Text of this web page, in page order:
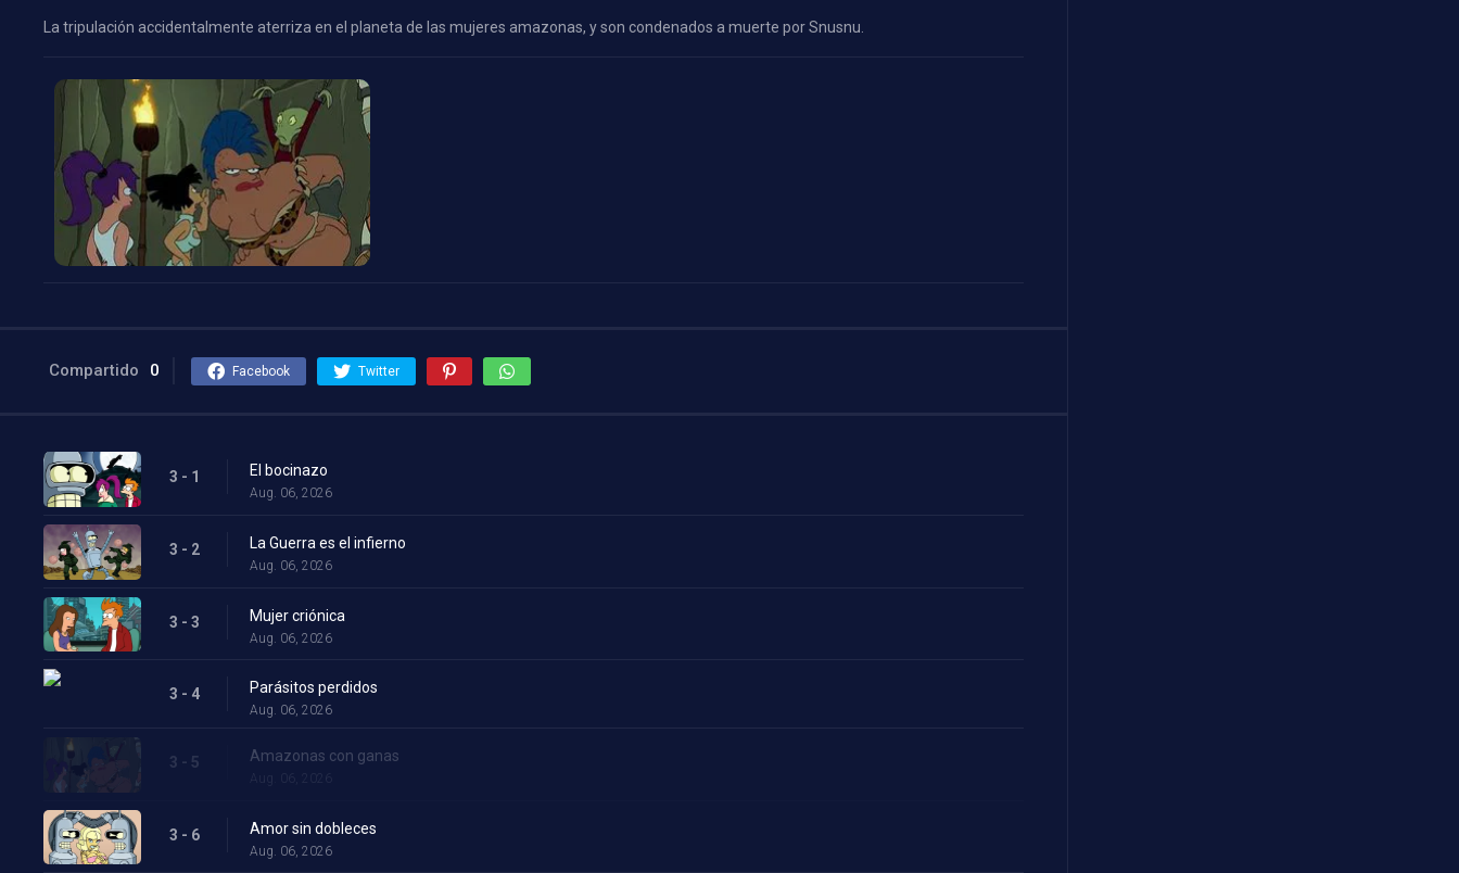
La tripulación accidentalmente aterriza en el planeta de las mujeres amazonas, y son condenados a muerte por Snusnu.
Compartido 0 Facebook Twitter
3 - 1 El bocinazo
Aug. 06, 2026
3 - 2 La Guerra es el infierno
Aug. 06, 2026
3 - 3 Mujer criónica
Aug. 06, 2026
3 - 4 Parásitos perdidos
Aug. 06, 2026
3 - 5 Amazonas con ganas
Aug. 06, 2026
3 - 6 Amor sin dobleces
Aug. 06, 2026